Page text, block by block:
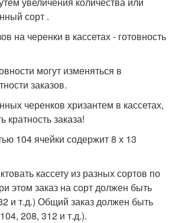
сорт .
на черенки в кассетах - готовность
могут изменяться в
заказов.
черенков хризантем в кассетах,
кратность заказа!
104 ячейки содержит 8 х 13
кассету из разных сортов по
этом заказ на сорт должен быть
и т.д.) Общий заказ должен быть
208, 312 и т.д.).